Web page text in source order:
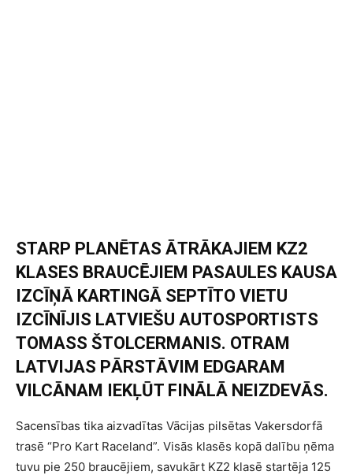
STARP PLANĒTAS ĀTRĀKAJIEM KZ2
KLASES BRAUCĒJIEM PASAULES KAUSA
IZCĪŅĀ KARTINGĀ SEPTĪTO VIETU
IZCĪNĪJIS LATVIEŠU AUTOSPORTISTS
TOMASS ŠTOLCERMANIS. OTRAM
LATVIJAS PĀRSTĀVIM EDGARAM
VILCĀNAM IEKĻŪT FINĀLĀ NEIZDEVĀS.
Sacensības tika aizvadītas Vācijas pilsētas Vakersdorfā
trasē “Pro Kart Raceland”. Visās klasēs kopā dalību ņēma
tuvu pie 250 braucējiem, savukārt KZ2 klasē startēja 125